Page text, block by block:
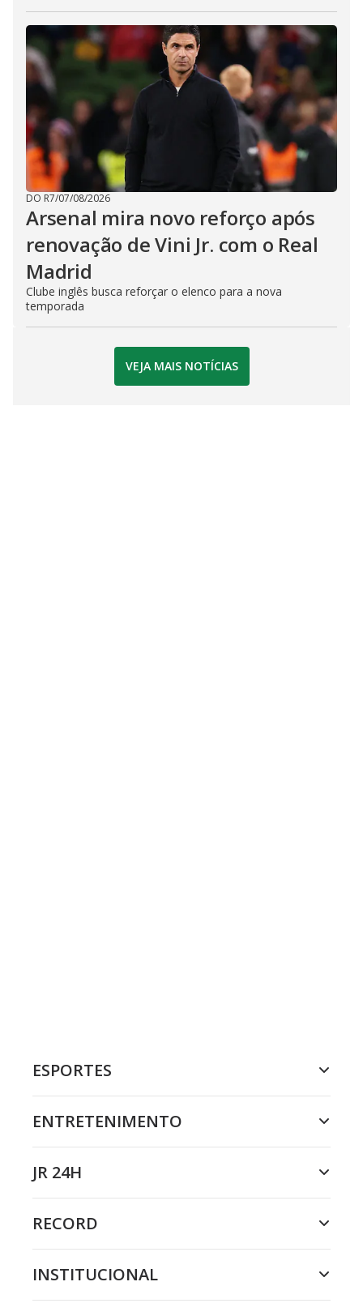
DO R7/07/08/2026
Arsenal mira novo reforço após
renovação de Vini Jr. com o Real
Madrid
Clube inglês busca reforçar o elenco para a nova
temporada
VEJA MAIS NOTÍCIAS
ESPORTES
ENTRETENIMENTO
JR 24H
RECORD
INSTITUCIONAL